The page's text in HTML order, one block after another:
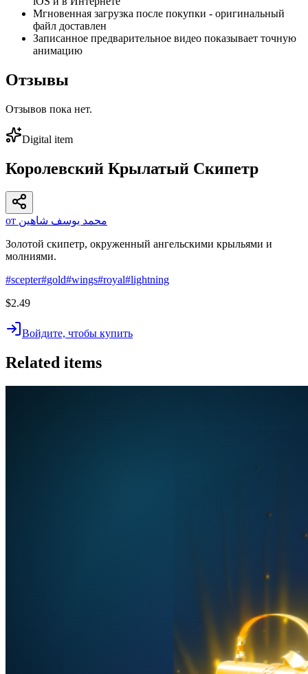
Мгновенная загрузка после покупки - оригинальный
файл доставлен
Записанное предварительное видео показывает точную
анимацию
Отзывы
Отзывов пока нет.
Digital item
Королевский Крылатый Скипетр
от محمد يوسف شاهين
Золотой скипетр, окруженный ангельскими крыльями и
молниями.
#scepter#gold#wings#royal#lightning
$2.49
Войдите, чтобы купить
Related items